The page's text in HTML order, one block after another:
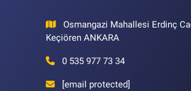
Osmangazi Mahallesi Erdinç
Keçiören ANKARA
0 535 977 73 34
[email protected]